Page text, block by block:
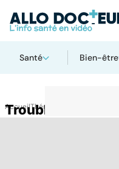
Santé Bien-être
AccueilThématiques
Trouble anxieux